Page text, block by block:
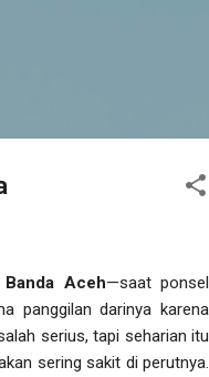
Banda Aceh—saat ponsel
panggilan darinya karena
serius, tapi seharian itu
sering sakit di perutnya.